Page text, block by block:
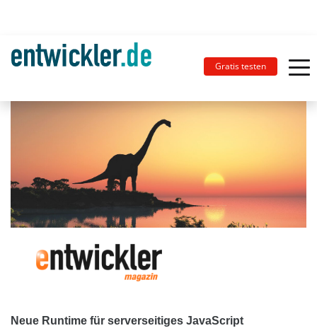
Gratis testen
Neue Runtime für serverseitiges JavaScript